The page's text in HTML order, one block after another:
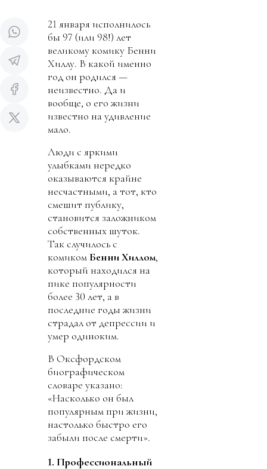
21 января исполнилось
бы 97 (или 98!) лет
великому комику Бенни
Хиллу. В какой именно
год он родился —
неизвестно. Да и
вообще, о его жизни
известно на удивление
мало.
Люди с яркими
улыбками нередко
оказываются крайне
несчастными, а тот, кто
смешит публику,
становится заложником
собственных шуток.
Так случилось с
комиком БенниХиллом,
который находился на
пике популярности
более 30 лет, а в
последние годы жизни
страдал от депрессии и
умер одиноким.
В Оксфордском
биографическом
словаре указано:
«Насколько он был
популярным при жизни,
настолько быстро его
забыли после смерти».
1. Профессиональный